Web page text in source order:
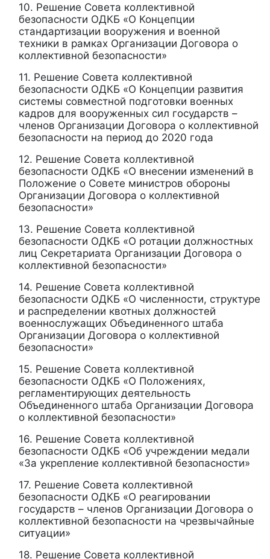
10. Решение Совета коллективной
безопасности ОДКБ «О Концепции
стандартизации вооружения и военной
техники в рамках Организации Договора о
коллективной безопасности»
11. Решение Совета коллективной
безопасности ОДКБ «О Концепции развития
системы совместной подготовки военных
кадров для вооруженных сил государств –
членов Организации Договора о коллективной
безопасности на период до 2020 года
12. Решение Совета коллективной
безопасности ОДКБ «О внесении изменений в
Положение о Совете министров обороны
Организации Договора о коллективной
безопасности»
13. Решение Совета коллективной
безопасности ОДКБ «О ротации должностных
лиц Секретариата Организации Договора о
коллективной безопасности»
14. Решение Совета коллективной
безопасности ОДКБ «О численности, структуре
и распределении квотных должностей
военнослужащих Объединенного штаба
Организации Договора о коллективной
безопасности»
15. Решение Совета коллективной
безопасности ОДКБ «О Положениях,
регламентирующих деятельность
Объединенного штаба Организации Договора
о коллективной безопасности»
16. Решение Совета коллективной
безопасности ОДКБ «Об учреждении медали
«За укрепление коллективной безопасности»
17. Решение Совета коллективной
безопасности ОДКБ «О реагировании
государств – членов Организации Договора о
коллективной безопасности на чрезвычайные
ситуации»
18. Решение Совета коллективной